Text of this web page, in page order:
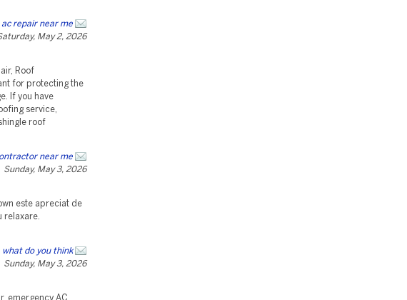
ac repair near me
May 2, 2026
Roof
for protecting the
If you have
service,
roof
near me
Sunday, May 3, 2026
este apreciat de
relaxare.
what do you think
Sunday, May 3, 2026
emergency AC